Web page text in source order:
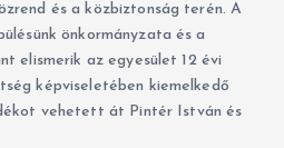
és a közbiztonság terén. A
önkormányzata és a
elismerik az egyesület 12 évi
képviseletében kiemelkedő
vehetett át Pintér István és